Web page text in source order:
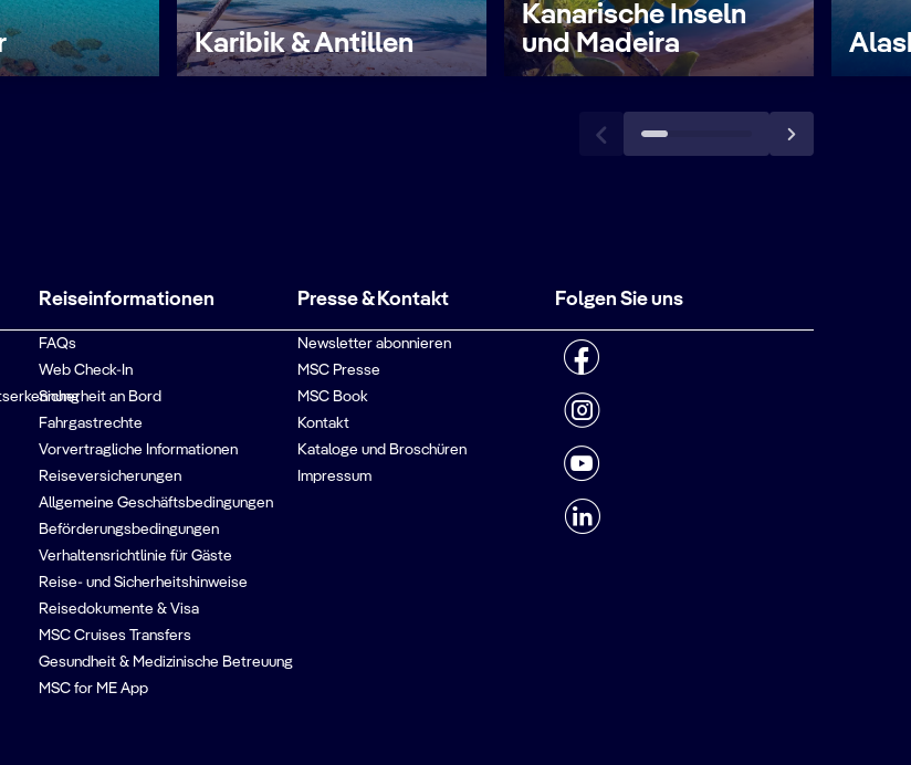
Karibik & Antillen
Kanarische Inseln
und Madeira
Reiseinformationen
FAQs
Web Check-In
Sicherheit an Bord
Fahrgastrechte
Vorvertragliche Informationen
Reiseversicherungen
Allgemeine Geschäftsbedingungen
Beförderungsbedingungen
Verhaltensrichtlinie für Gäste
Reise- und Sicherheitshinweise
Reisedokumente & Visa
MSC Cruises Transfers
Gesundheit & Medizinische Betreuung
MSC for ME App
Presse & Kontakt
Newsletter abonnieren
MSC Presse
MSC Book
Kontakt
Kataloge und Broschüren
Impressum
Folgen Sie uns